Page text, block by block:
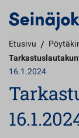
Etusivu /
16.1.2024